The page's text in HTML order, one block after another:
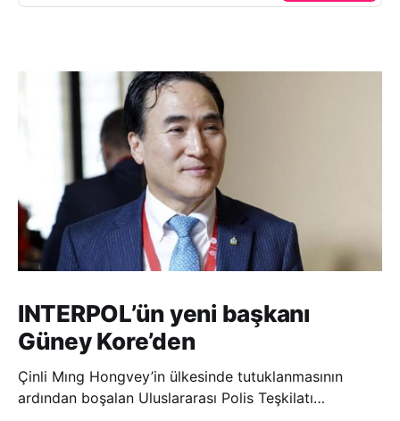
INTERPOL’ün yeni başkanı
Güney Kore’den
Çinli Mıng Hongvey’in ülkesinde tutuklanmasının
ardından boşalan Uluslararası Polis Teşkilatı